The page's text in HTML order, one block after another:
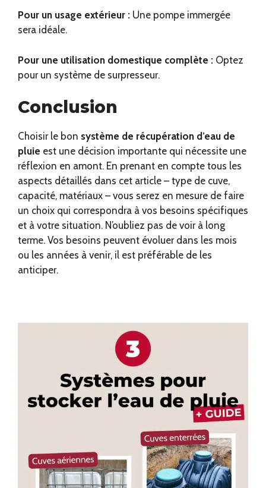
Pour un usage extérieur : Une pompe immergée
sera idéale.
Pour une utilisation domestique complète : Optez
pour un système de surpresseur.
Conclusion
Choisir le bon système de récupération d’eau de
pluie est une décision importante qui nécessite une
réflexion en amont. En prenant en compte tous les
aspects détaillés dans cet article – type de cuve,
capacité, matériaux – vous serez en mesure de faire
un choix qui correspondra à vos besoins spécifiques
et à votre situation. N’oubliez pas de voir à long
terme. Vos besoins peuvent évoluer dans les mois
ou les années à venir, il est préférable de les
anticiper.